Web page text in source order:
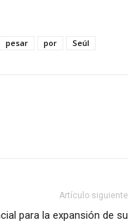
pesar por Seúl
Artículo siguiente
para la expansión de su